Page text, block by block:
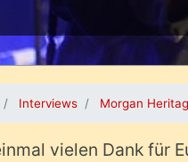
Interviews Morgan
vielen Dank für